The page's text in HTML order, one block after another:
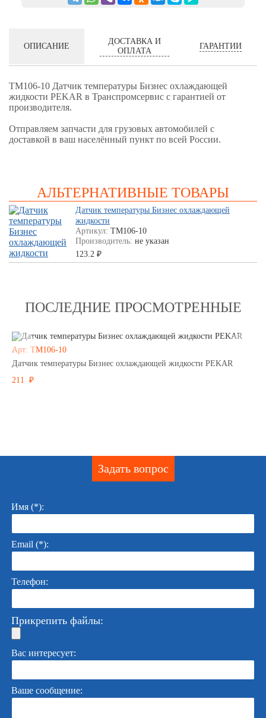
ОПИСАНИЕ
ДОСТАВКА И
ОПЛАТА
ГАРАНТИИ
ТМ106-10 Датчик температуры Бизнес охлаждающей
жидкости PEKAR в Транспромсервис с гарантией от
производителя.
Отправляем запчасти для грузовых автомобилей с
доставкой в ваш населённый пункт по всей России.
АЛЬТЕРНАТИВНЫЕ ТОВАРЫ
Датчик температуры Бизнес охлаждающей
жидкости
Артикул: ТМ106-10
Производитель: не указан
123.2 ₽
ПОСЛЕДНИЕ ПРОСМОТРЕННЫЕ
Арт: ТМ106-10
Датчик температуры Бизнес охлаждающей жидкости PEKAR
211 ₽
Задать вопрос
Имя (*):
Email (*):
Телефон:
Прикрепить файлы:
Вас интересует:
Ваше сообщение: